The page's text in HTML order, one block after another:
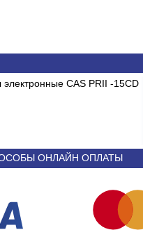
15 кг 2/5г
TC2/E1 BURGOS BLACK
ОНЛАЙН ОПЛАТЫ